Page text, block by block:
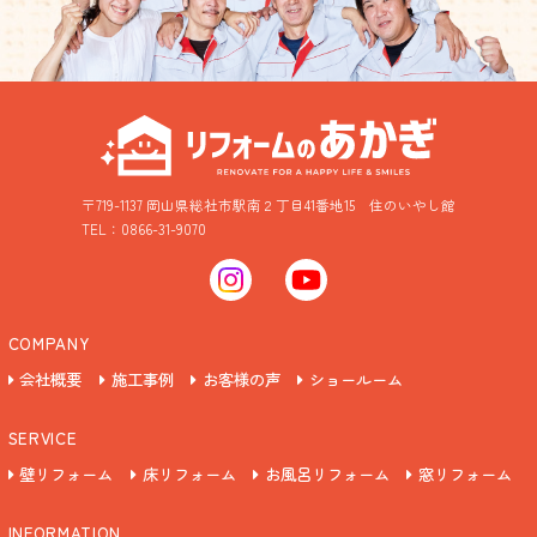
〒719-1137 岡山県総社市駅南２丁目41番地15 住のいやし館
TEL：0866-31-9070
COMPANY
会社概要
施工事例 お客様の声 ショールーム
SERVICE
壁リフォーム
床リフォーム お風呂リフォーム 窓リフォーム